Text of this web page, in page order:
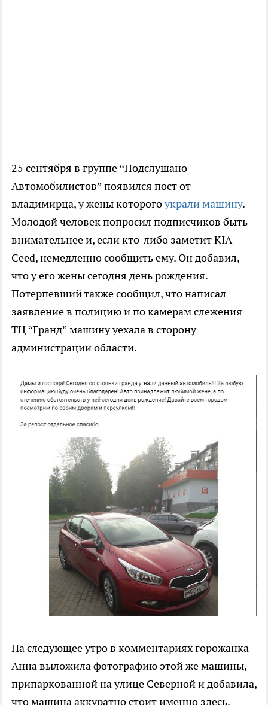
25 сентября в группе “Подслушано
Автомобилистов” появился пост от
владимирца, у жены которогоукрали машину.
Молодой человек попросил подписчиков быть
внимательнее и, если кто-либо заметит KIA
Ceed, немедленно сообщить ему. Он добавил,
что у его жены сегодня день рождения.
Потерпевший также сообщил, что написал
заявление в полицию и по камерам слежения
ТЦ “Гранд” машину уехала в сторону
администрации области.
На следующее утро в комментариях горожанка
Анна выложила фотографию этой же машины,
припаркованной на улице Северной и добавила,
что машина аккуратно стоит именно здесь.